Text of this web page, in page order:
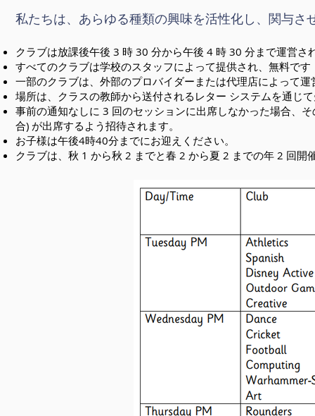
私たちは、あらゆる種類の興味を活性化し、関与
クラブは放課後午後 3 時 30 分から午後 4 時 30 分まで運営
すべてのクラブは学校のスタッフによって提供され、無料です
一部のクラブは、外部のプロバイダーまたは代理店によって
場所は、クラスの教師から送付されるレター システムを通じ
事前の通知なしに 3 回のセッションに出席しなかった場合、
合) が出席するよう招待されます。
お子様は午後4時40分までにお迎えください。
クラブは、秋 1 から秋 2 までと春 2 から夏 2 までの年 2 回